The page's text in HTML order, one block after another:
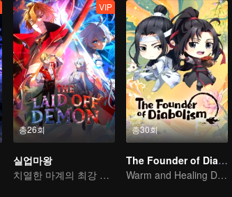
총26회
VIP
실업마왕
치열한 마계의 최강 마왕
총30회
The Founder of Diabolism Q
Warm and Healing Daily Life